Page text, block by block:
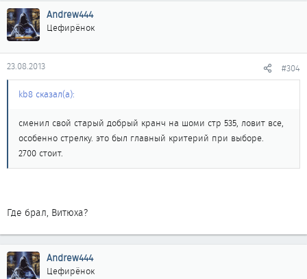
Andrew444
Цефирёнок
23.08.2013 #304
kb8 сказал(а):
сменил свой старый добрый кранч на шоми стр 535, ловит все,
особенно стрелку. это был главный критерий при выборе.
2700 стоит.
Где брал, Витюха?
Andrew444
Цефирёнок